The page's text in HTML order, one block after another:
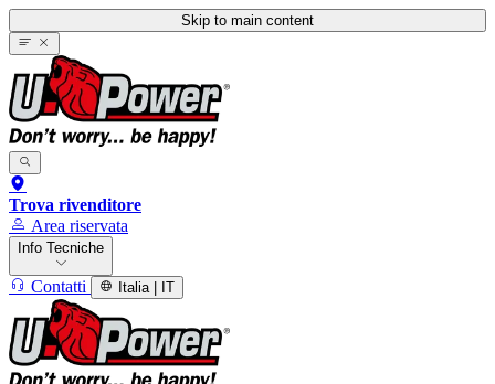
Skip to main content
Trova rivenditore
Area riservata
Info Tecniche
Contatti Italia | IT